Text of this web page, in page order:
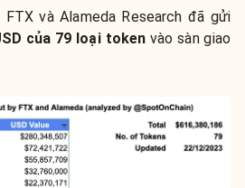
và Alameda Research đã gửi
của 79 loại token vào sàn giao